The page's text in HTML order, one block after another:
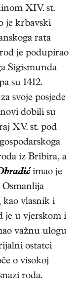
XIV. st.
je krbavski
rata
je podupirao
Sigismunda
su 1412.
svoje posjede
dobili su
XV. st. pod
iz Bribira, a
imao je
vlasnik i
je u vjerskom i
važnu ulogu
ostatci
o visokoj
roda.